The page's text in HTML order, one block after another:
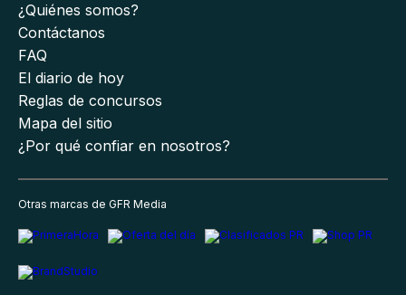
¿Quiénes somos?
Contáctanos
FAQ
El diario de hoy
Reglas de concursos
Mapa del sitio
¿Por qué confiar en nosotros?
Otras marcas de GFR Media